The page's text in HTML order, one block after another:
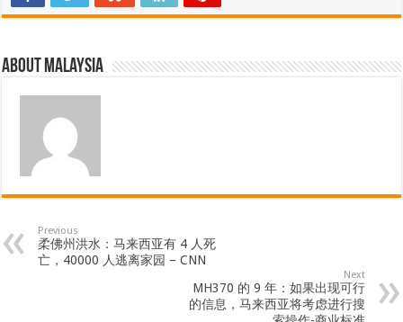
About Malaysia
Previous
柔佛州洪水：马来西亚有 4 人死
亡，40000 人逃离家园 – CNN
Next
MH370 的 9 年：如果出现可行
的信息，马来西亚将考虑进行搜